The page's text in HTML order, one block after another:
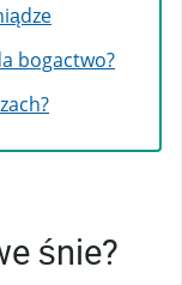
bogactwo?
śnie?